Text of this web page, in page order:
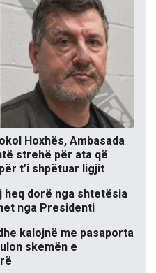
Hoxhës, Ambasada
strehë për ata që
t’i shpëtuar ligjit
heq dorë nga shtetësia
nga Presidenti
kalojnë me pasaporta
skemën e